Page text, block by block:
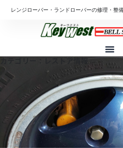
ッ
プ
レンジローバー・ランドローバーの修理・
カテゴリー：レストア情報